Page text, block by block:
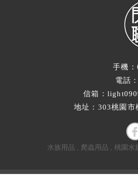
手機
電話
信箱：
地址：303桃園市
水族用品 爬蟲用品 桃園水